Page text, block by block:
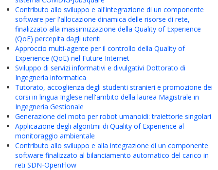
Contributo allo sviluppo e all'integrazione di un componente
software per l'allocazione dinamica delle risorse di rete,
finalizzato alla massimizzazione della Quality of Experience
(QoE) percepita dagli utenti
Approccio multi-agente per il controllo della Quality of
Experience (QoE) nel Future Internet
Sviluppo di servizi informativi e divulgativi Dottorato di
Ingegneria informatica
Tutorato, accoglienza degli studenti stranieri e promozione dei
corsi in lingua Inglese nell'ambito della laurea Magistrale in
Ingegneria Gestionale
Generazione del moto per robot umanoidi: traiettorie singolari
Applicazione degli algoritmi di Quality of Experience al
monitoraggio ambientale
Contributo allo sviluppo e alla integrazione di un componente
software finalizzato al bilanciamento automatico del carico in
reti SDN-OpenFlow